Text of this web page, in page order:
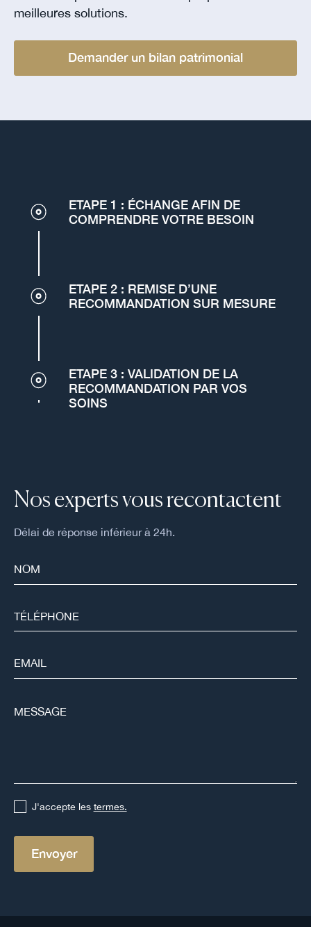
meilleures solutions.
Demander un bilan patrimonial
ETAPE 1 : ÉCHANGE AFIN DE
COMPRENDRE VOTRE BESOIN
ETAPE 2 : REMISE D’UNE
RECOMMANDATION SUR MESURE
ETAPE 3 : VALIDATION DE LA
RECOMMANDATION PAR VOS
SOINS
Nos experts vous recontactent
Délai de réponse inférieur à 24h.
J'accepte les termes.